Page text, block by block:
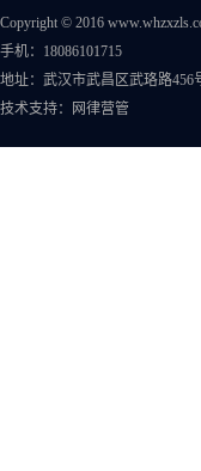
Copyright © 2016
手机：18086101715
地址：武汉市武昌区武珞路456
技术支持：
网律营管